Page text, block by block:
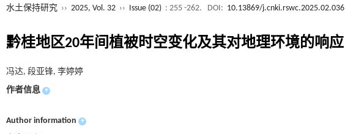
水土保持研究 ›› 2025, Vol. 32 ›› Issue (02) : 255 -262. DOI: 10.13869/j.cnki.rswc.2025.02.036
黔桂地区20年间植被时空变化及其对地理环境的响应
冯达, 段亚锋, 李婷婷
作者信息 +
Author information +